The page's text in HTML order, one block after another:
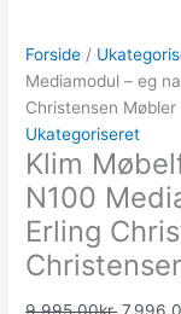
Forside /
Mediamodul – eg
Christensen Møbler
Ukategoriseret
Klim
N100
Erling